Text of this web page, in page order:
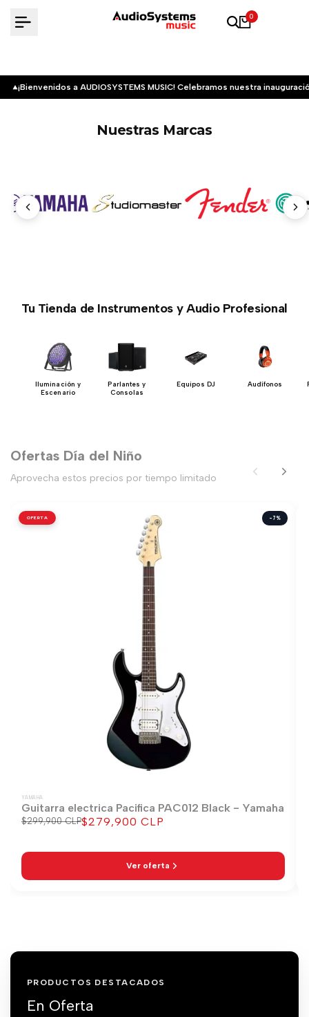
0
¡Bienvenidos a AUDIOSYSTEMS MUSIC! Celebramos nuestra
Nuestras Marcas
Tu Tienda de Instrumentos y Audio Profesional
Iluminación y
Escenario
Parlantes y
Consolas
Equipos DJ Audífonos
Ofertas Día del Niño
Aprovecha estos precios por tiempo limitado
OFERTA -7%
YAMAHA
Guitarra electrica Pacifica PAC012 Black - Yamaha
Precio
$299,900 CLPPrecio
$279,900 CLP
Ver oferta
PRODUCTOS DESTACADOS
En Oferta